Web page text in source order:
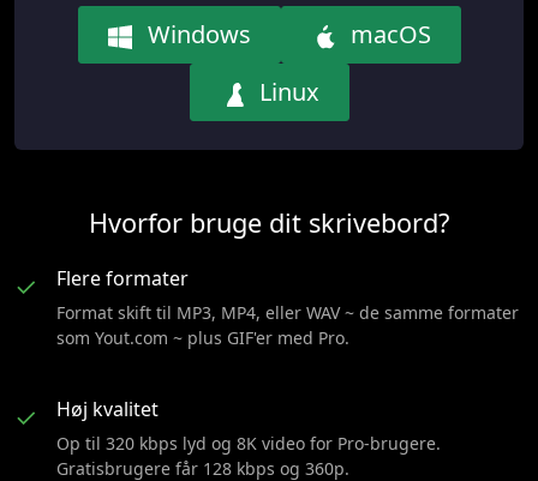
Windows
macOS
Linux
Hvorfor bruge dit skrivebord?
✓
Flere formater
Format skift til MP3, MP4, eller WAV ~ de samme formater
som Yout.com ~ plus GIF'er med Pro.
✓ Høj kvalitet
Op til 320 kbps lyd og 8K video for Pro-brugere.
Gratisbrugere får 128 kbps og 360p.